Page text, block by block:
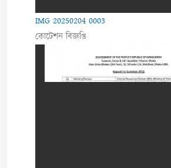
IMG 20250204 0003
কোটেশন বিজ্ঞপ্তি